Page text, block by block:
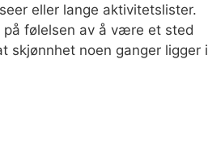
eller lange aktivitetslister.
følelsen av å være et sted
skjønnhet noen ganger ligger i